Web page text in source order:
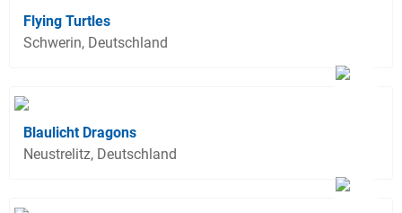
Flying Turtles
Schwerin, Deutschland
Blaulicht Dragons
Neustrelitz, Deutschland